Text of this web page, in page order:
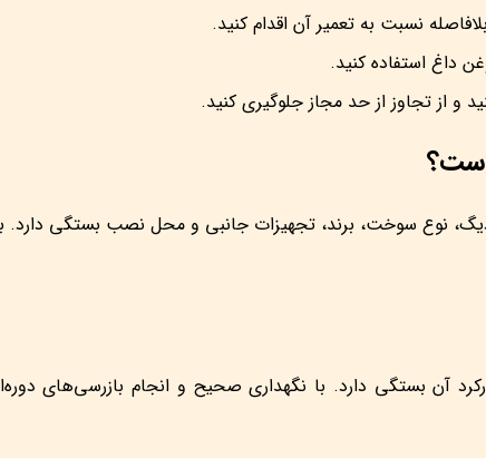
نسبت به تعمیر آن اقدام کنید.
داغ استفاده کنید.
و از تجاوز از حد مجاز جلوگیری کنید.
نوع سوخت، برند، تجهیزات جانبی و محل نصب بستگی دارد.
آن بستگی دارد. با نگهداری صحیح و انجام بازرسی‌های